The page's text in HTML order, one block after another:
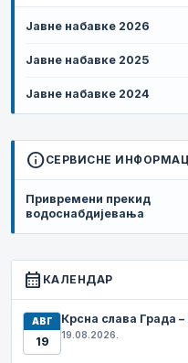
Јавне набавке 2026
Јавне набавке 2025
Јавне набавке 2024
infoСЕРВИСНЕ
Привремени прекид
водоснабдијевања
calendar_month КАЛЕНДАР
АВГ
19
Крсна слава Града
19.08.2026.